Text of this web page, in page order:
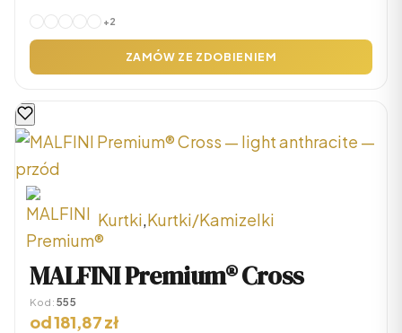
+2
ZAMÓW ZE ZDOBIENIEM
wiele
wariantów.
Opcje
wybrać
na
stronie
produktu
Kurtki,Kurtki/Kamizelki
MALFINI Premium® Cross
Kod:555
od181,87zł
Ten
produkt
ma